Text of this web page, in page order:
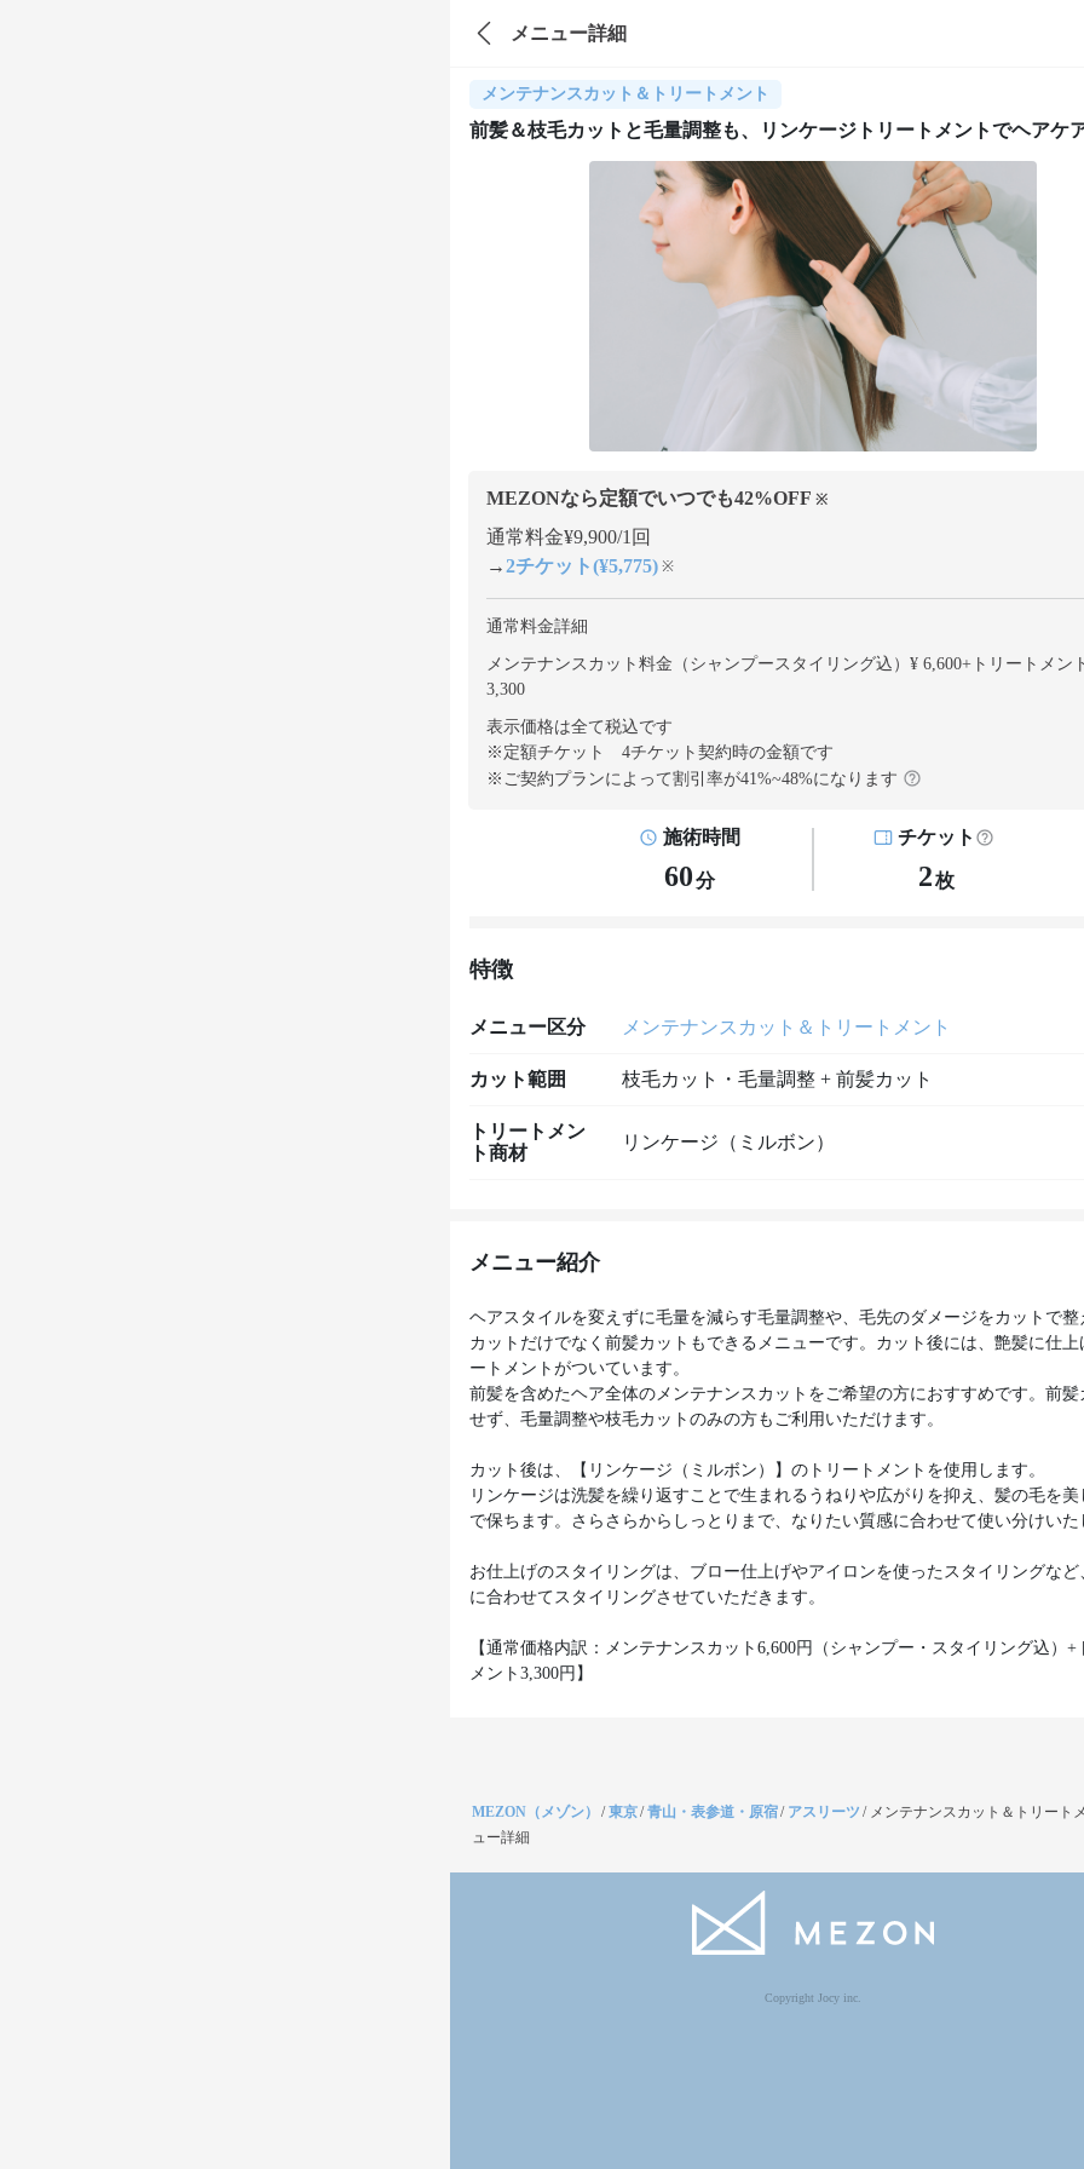
メニュー詳細
メンテナンスカット＆トリートメント
前髪＆枝毛カットと毛量調整も、リンケージトリートメントでヘアケ
MEZONなら定額でいつでも42%OFF ※
通常料金¥9,900/1回
→2チケット(¥5,775) ※
通常料金詳細
メンテナンスカット料金（シャンプースタイリング込）¥ 6,600+ トリートメン
3,300
表示価格は全て税込です
※定額チケット 4チケット契約時の金額です
※ご契約プランによって割引率が41%~48%になります
施術時間
60分
チケット
2枚
特徴
メニュー区分 メンテナンスカット＆トリートメント
カット範囲 枝毛カット・毛量調整 + 前髪カット
トリートメン
ト商材
リンケージ（ミルボン）
メニュー紹介
ヘアスタイルを変えずに毛量を減らす毛量調整や、毛先のダメージをカットで整
カットだけでなく前髪カットもできるメニューです。カット後には、艶髪に仕上
ートメントがついています。
前髪を含めたヘア全体のメンテナンスカットをご希望の方におすすめです。前髪
せず、毛量調整や枝毛カットのみの方もご利用いただけます。
カット後は、【リンケージ（ミルボン）】のトリートメントを使用します。
リンケージは洗髪を繰り返すことで生まれるうねりや広がりを抑え、髪の毛を美
で保ちます。さらさらからしっとりまで、なりたい質感に合わせて使い分けいた
お仕上げのスタイリングは、ブロー仕上げやアイロンを使ったスタイリングなど
に合わせてスタイリングさせていただきます。
【通常価格内訳：メンテナンスカット6,600円（シャンプー・スタイリング込）+
メント3,300円】
MEZON（メゾン） /東京/青山・表参道・原宿/ アスリーツ / メンテナンスカット＆トリート
ュー詳細
Copyright Jocy inc.